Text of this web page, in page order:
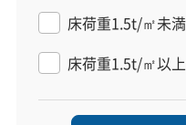
床荷重1.5t/㎡未満
床荷重1.5t/㎡以上